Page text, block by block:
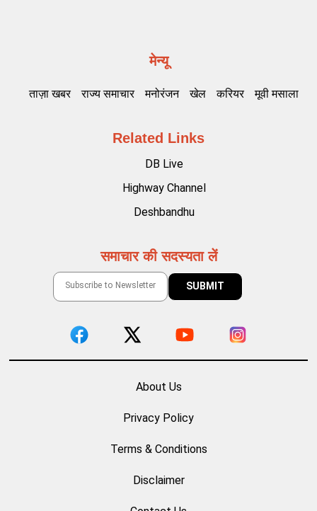
मेन्यू
ताज़ा खबर राज्य समाचार मनोरंजन खेल करियर मूवी मसाला
Related Links
DB Live
Highway Channel
Deshbandhu
समाचार की सदस्यता लें
About Us
Privacy Policy
Terms & Conditions
Disclaimer